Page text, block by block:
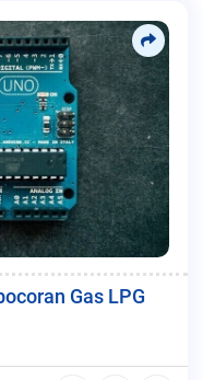
Gas LPG